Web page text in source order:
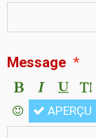
Message
APERÇU